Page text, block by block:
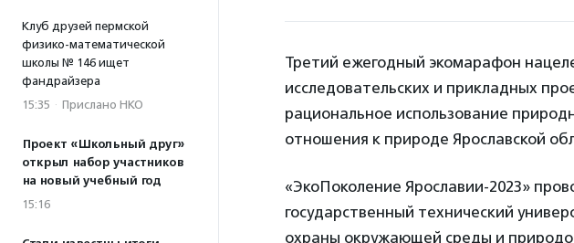
Клуб друзей пермской
физико-математической
школы № 146 ищет
фандрайзера
15:35 · Прислано НКО
Проект «Школьный друг»
открыл набор участников
на новый учебный год
15:16
Третий ежегодный экомарафон
исследовательских и прикладных
рациональное использование
отношения к природе Ярославской
«ЭкоПоколение Ярославии-2023»
государственный технический
охраны окружающей среды и